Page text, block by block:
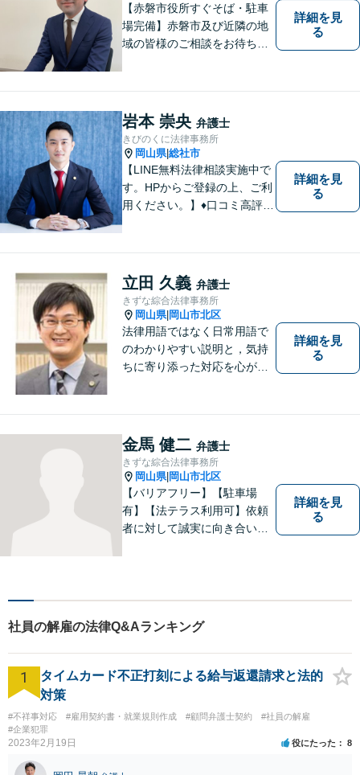
【赤磐市役所すぐそば・駐車
場完備】赤磐市及び近隣の地
域の皆様のご相談をお待ちし
詳細を見
る
岩本 崇央 弁護士
きびのくに法律事務所
岡山県|総社市
【LINE無料法律相談実施中で
す。HPからご登録の上、ご利
用ください。】♦口コミ高評価
大の理解者として活動いたし
ます。【完全個室】【初回３
０分無料面談】
詳細を見
る
立田 久義 弁護士
きずな綜合法律事務所
岡山県| 岡山市北区
法律用語ではなく日常用語で
のわかりやすい説明と，気持
ちに寄り添った対応を心がけ
詳細を見
る
金馬 健二 弁護士
きずな綜合法律事務所
岡山県| 岡山市北区
【バリアフリー】【駐車場
有】【法テラス利用可】依頼
者に対して誠実に向き合い、
るように準備していますので
詳細を見
る
社員の解雇の法律Q&Aランキング
1
タイムカード不正打刻による給与返還請求と法的
対策
#不祥事対応 #雇用契約書・就業規則作成 #顧問弁護士契約
#社員の解雇
#企業犯罪
2023年2月19日 役にたった 8